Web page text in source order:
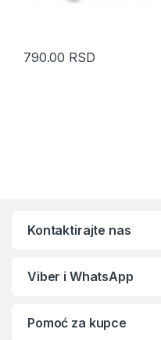
790.00 RSD
Kontaktirajte nas
Viber i WhatsApp
Pomoć za kupce